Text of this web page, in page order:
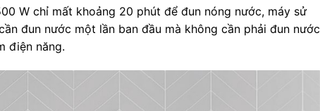
W chỉ mất khoảng 20 phút để đun nóng nước, máy sử
đun nước một lần ban đầu mà không cần phải đun nước
điện năng.